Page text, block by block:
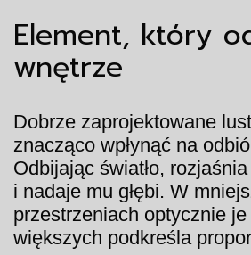
Element, który
wnętrze
Dobrze zaprojektowane
znacząco wpłynąć na
Odbijając światło,
i nadaje mu głębi. W
przestrzeniach optycznie
większych podkreśla